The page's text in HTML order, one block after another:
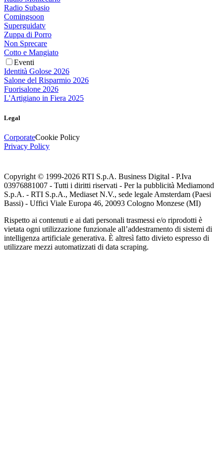
Radio Subasio
Comingsoon
Superguidatv
Zuppa di Porro
Non Sprecare
Cotto e Mangiato
Eventi
Identità Golose 2026
Salone del Risparmio 2026
Fuorisalone 2026
L'Artigiano in Fiera 2025
Legal
CorporateCookie Policy
Privacy Policy
Copyright © 1999-2026 RTI S.p.A. Business Digital - P.Iva
03976881007 - Tutti i diritti riservati - Per la pubblicità Mediamond
S.p.A. - RTI S.p.A., Mediaset N.V., sede legale Amsterdam (Paesi
Bassi) - Uffici Viale Europa 46, 20093 Cologno Monzese (MI)
Rispetto ai contenuti e ai dati personali trasmessi e/o riprodotti è
vietata ogni utilizzazione funzionale all’addestramento di sistemi di
intelligenza artificiale generativa. È altresì fatto divieto espresso di
utilizzare mezzi automatizzati di data scraping.